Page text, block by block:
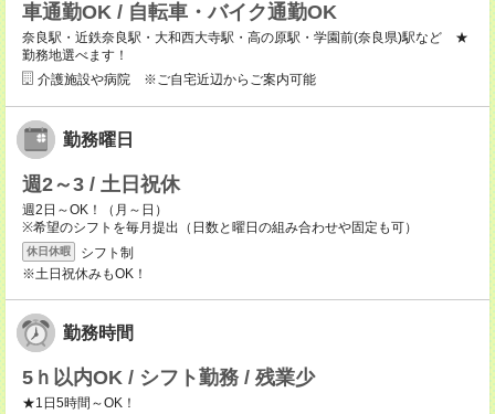
車通勤OK / 自転車・バイク通勤OK
奈良駅・近鉄奈良駅・大和西大寺駅・高の原駅・学園前(奈良県)駅など ★
勤務地選べます！
介護施設や病院 ※ご自宅近辺からご案内可能
勤務曜日
週2～3 / 土日祝休
週2日～OK！（月～日）
※希望のシフトを毎月提出（日数と曜日の組み合わせや固定も可）
休日休暇
シフト制
※土日祝休みもOK！
勤務時間
5ｈ以内OK / シフト勤務 / 残業少
★1日5時間～OK！